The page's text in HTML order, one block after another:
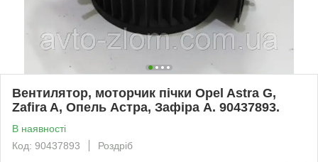
Вентилятор, моторчик пічки Opel Astra G,
Zafira A, Опель Астра, Зафіра А. 90437893.
В наявності
Код: 90437893
Роздріб